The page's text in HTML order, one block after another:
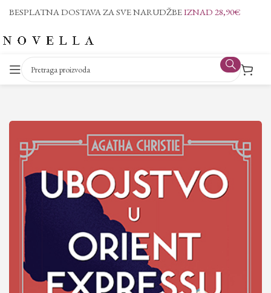
BESPLATNA DOSTAVA ZA SVE NARUDŽBEIZNAD 28,90€